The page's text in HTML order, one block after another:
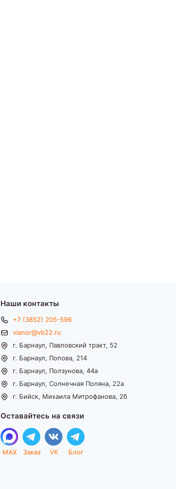
Наши контакты
+7 (3852) 205-596
vianor@vb22.ru
г. Барнаул, Павловский тракт, 52
г. Барнаул, Попова, 214
г. Барнаул, Ползунова, 44а
г. Барнаул, Солнечная Поляна, 22а
г. Бийск, Михаила Митрофанова, 2б
Оставайтесь на связи
MAX Заказ VK Блог